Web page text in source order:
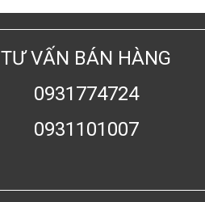
TƯ VẤN BÁN HÀNG
0931774724
0931101007